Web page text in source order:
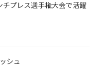
チプレス選手権大会で活躍
シュ